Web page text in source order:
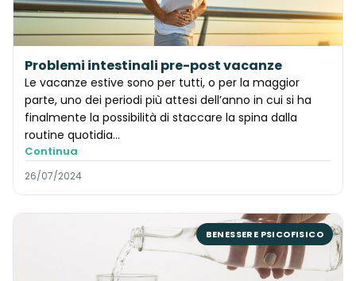
Problemi intestinali pre-post vacanze
Le vacanze estive sono per tutti, o per la maggior
parte, uno dei periodi più attesi dell’anno in cui si ha
finalmente la possibilità di staccare la spina dalla
routine quotidia...
Continua
26/07/2024
BENESSERE PSICOFISICO